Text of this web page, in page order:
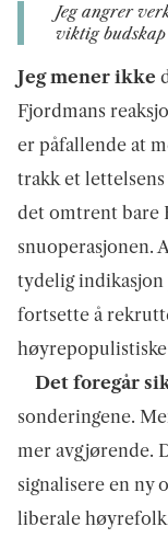
Jeg angrer
viktig budskap
Jeg mener ikke
Fjordmans
er påfallende at
trakk et
det omtrent bare
snuoperasjonen.
tydelig indikasjon
fortsette å
høyrepopulistiske
Det foregår
sonderingene.
mer avgjørende.
signalisere en ny
liberale høyrefolk